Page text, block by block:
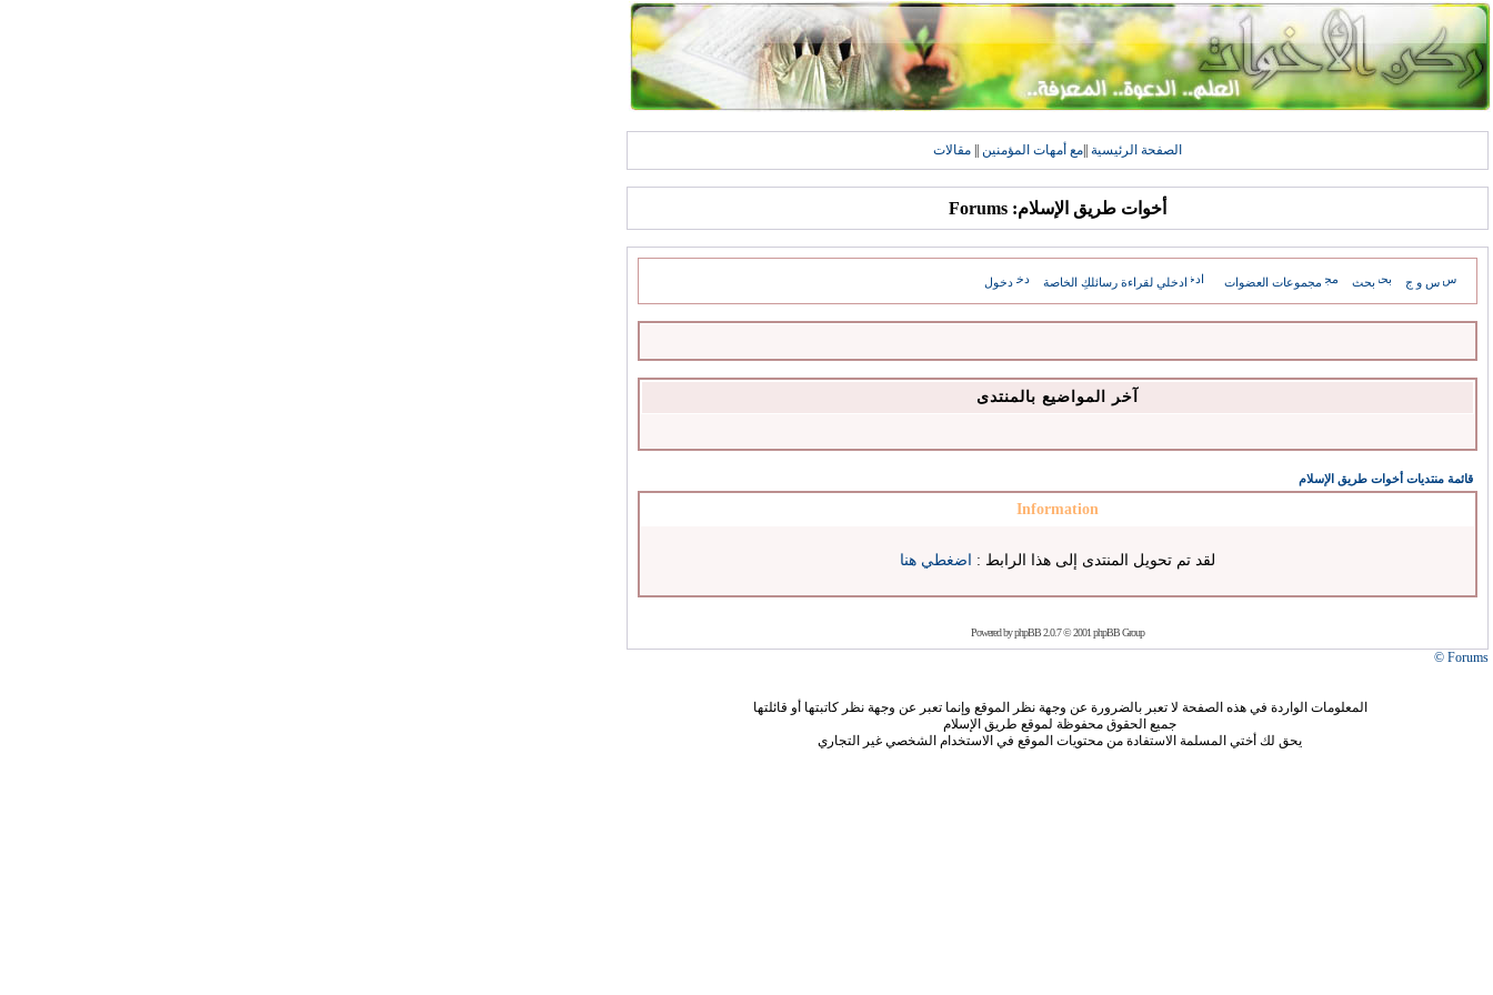
الصفحة الرئيسية مع أمهات المؤمنين مقالات
أخوات طريق الإسلام: Forums
س و ج بحث مجموعات العضوات ادخلي لقراءة رسائلكِ الخاصة دخول
آخر المواضيع بالمنتدى
قائمة منتديات أخوات طريق الإسلام
Information
لقد تم تحويل المنتدى إلى هذا الرابط : اضغطي هنا
Powered byphpBB2.0.7 © 2001 phpBB Group
Forums ©
المعلومات الواردة في هذه الصفحة لا تعبر بالضرورة عن وجهة نظر الموقع وإنما تعبر عن وجهة نظر كاتبتها أو قائلتها
جميع الحقوق محفوظة لموقع طريق الإسلام
يحق لك أختي المسلمة الاستفادة من محتويات الموقع في الاستخدام الشخصي غير التجاري